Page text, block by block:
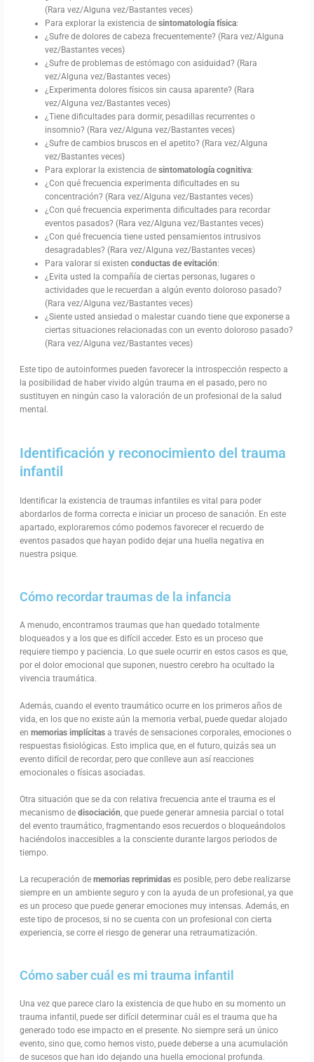
(Rara vez/Alguna vez/Bastantes veces)
Para explorar la existencia desintomatología física:
¿Sufre de dolores de cabeza frecuentemente? (Rara vez/Alguna
vez/Bastantes veces)
¿Sufre de problemas de estómago con asiduidad? (Rara
vez/Alguna vez/Bastantes veces)
¿Experimenta dolores físicos sin causa aparente? (Rara
vez/Alguna vez/Bastantes veces)
¿Tiene dificultades para dormir, pesadillas recurrentes o
insomnio? (Rara vez/Alguna vez/Bastantes veces)
¿Sufre de cambios bruscos en el apetito? (Rara vez/Alguna
vez/Bastantes veces)
Para explorar la existencia desintomatología cognitiva:
¿Con qué frecuencia experimenta dificultades en su
concentración? (Rara vez/Alguna vez/Bastantes veces)
¿Con qué frecuencia experimenta dificultades para recordar
eventos pasados? (Rara vez/Alguna vez/Bastantes veces)
¿Con qué frecuencia tiene usted pensamientos intrusivos
desagradables? (Rara vez/Alguna vez/Bastantes veces)
Para valorar si existenconductas de evitación:
¿Evita usted la compañía de ciertas personas, lugares o
actividades que le recuerdan a algún evento doloroso pasado?
(Rara vez/Alguna vez/Bastantes veces)
¿Siente usted ansiedad o malestar cuando tiene que exponerse a
ciertas situaciones relacionadas con un evento doloroso pasado?
(Rara vez/Alguna vez/Bastantes veces)
Este tipo de autoinformes pueden favorecer la introspección respecto a
la posibilidad de haber vivido algún trauma en el pasado, pero no
sustituyen en ningún caso la valoración de un profesional de la salud
mental.
Identificación y reconocimiento del trauma
infantil
Identificar la existencia de traumas infantiles es vital para poder
abordarlos de forma correcta e iniciar un proceso de sanación. En este
apartado, exploraremos cómo podemos favorecer el recuerdo de
eventos pasados que hayan podido dejar una huella negativa en
nuestra psique.
Cómo recordar traumas de la infancia
A menudo, encontramos traumas que han quedado totalmente
bloqueados y a los que es difícil acceder. Esto es un proceso que
requiere tiempo y paciencia. Lo que suele ocurrir en estos casos es que,
por el dolor emocional que suponen, nuestro cerebro ha ocultado la
vivencia traumática.
Además, cuando el evento traumático ocurre en los primeros años de
vida, en los que no existe aún la memoria verbal, puede quedar alojado
enmemorias implícitas a través de sensaciones corporales, emociones o
respuestas fisiológicas. Esto implica que, en el futuro, quizás sea un
evento difícil de recordar, pero que conlleve aun así reacciones
emocionales o físicas asociadas.
Otra situación que se da con relativa frecuencia ante el trauma es el
mecanismo dedisociación , que puede generar amnesia parcial o total
del evento traumático, fragmentando esos recuerdos o bloqueándolos
haciéndolos inaccesibles a la consciente durante largos periodos de
tiempo.
La recuperación dememorias reprimidas es posible, pero debe realizarse
siempre en un ambiente seguro y con la ayuda de un profesional, ya que
es un proceso que puede generar emociones muy intensas. Además, en
este tipo de procesos, si no se cuenta con un profesional con cierta
experiencia, se corre el riesgo de generar una retraumatización.
Cómo saber cuál es mi trauma infantil
Una vez que parece claro la existencia de que hubo en su momento un
trauma infantil, puede ser difícil determinar cuál es el trauma que ha
generado todo ese impacto en el presente. No siempre será un único
evento, sino que, como hemos visto, puede deberse a una acumulación
de sucesos que han ido dejando una huella emocional profunda.